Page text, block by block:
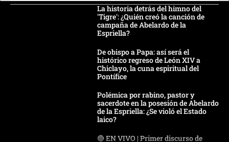
La historia detrás del himno del
'Tigre': ¿Quién creó la canción de
campaña de Abelardo de la
Espriella?
De obispo a Papa: así será el
histórico regreso de León XIV a
Chiclayo, la cuna espiritual del
Pontífice
Polémica por rabino, pastor y
sacerdote en la posesión de Abelardo
de la Espriella: ¿Se violó el Estado
laico?
🔴 EN VIVO | Primer discurso de